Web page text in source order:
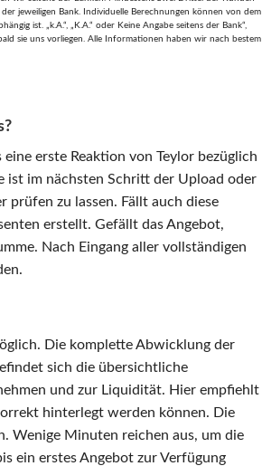
jeweiligen Bank. Individuelle Berechnungen können von dem
ist. „k.A.“, „K.A.“ oder Keine Angabe seitens der Bank“,
sie uns vorliegen. Alle Informationen haben wir nach bestem
erste Reaktion von Teylor bezüglich
ist im nächsten Schritt der Upload oder
prüfen zu lassen. Fällt auch diese
erstellt. Gefällt das Angebot,
Nach Eingang aller vollständigen
Die komplette Abwicklung der
sich die übersichtliche
und zur Liquidität. Hier empfiehlt
hinterlegt werden können. Die
Wenige Minuten reichen aus, um die
ein erstes Angebot zur Verfügung